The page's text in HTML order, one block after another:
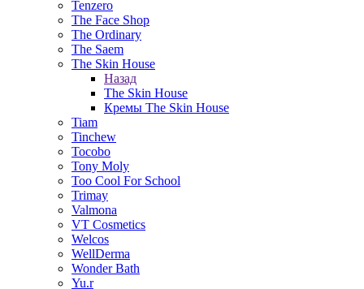
Tenzero
The Face Shop
The Ordinary
The Saem
The Skin House
Назад
The Skin House
Кремы The Skin House
Tiam
Tinchew
Tocobo
Tony Moly
Too Cool For School
Trimay
Valmona
VT Cosmetics
Welcos
WellDerma
Wonder Bath
Yu.r